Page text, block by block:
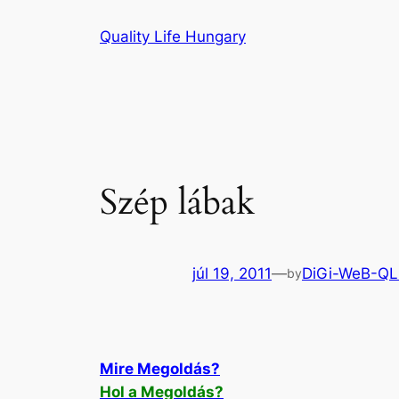
Quality Life Hungary
Szép lábak
júl 19, 2011—byDiGi-WeB-
Mire Megoldás?
Hol a Megoldás?